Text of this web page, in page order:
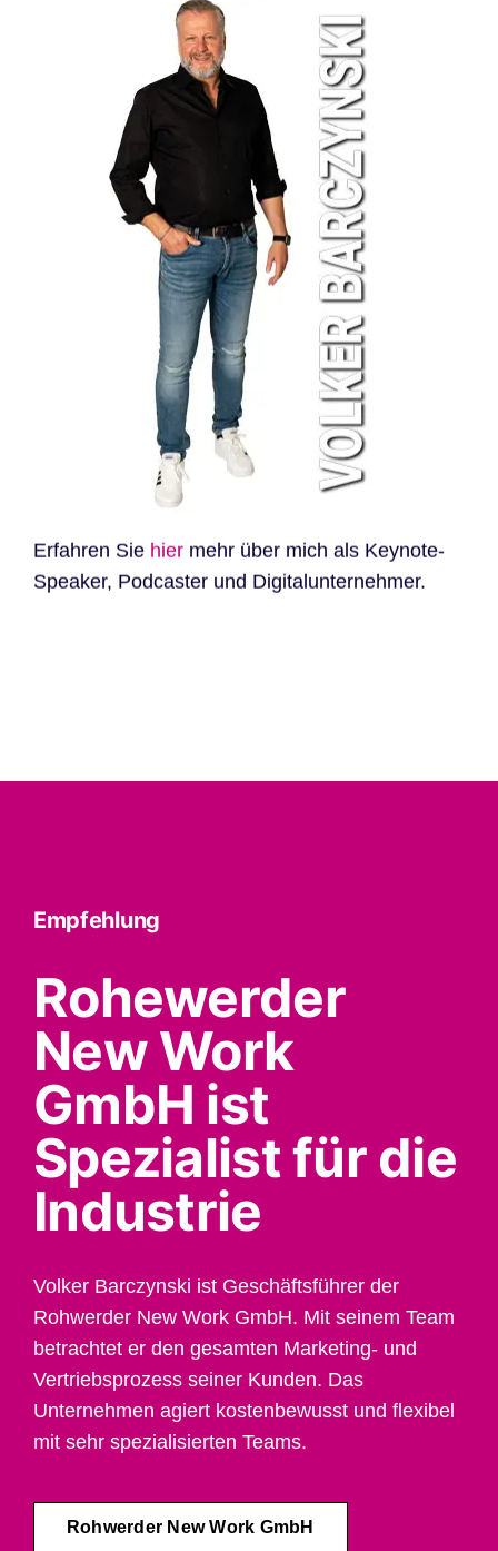
Erfahren Sie hiermehr über mich als Keynote-
Speaker, Podcaster und Digitalunternehmer.
Empfehlung
Rohewerder
New Work
GmbH ist
Spezialist für die
Industrie
Volker Barczynski ist Geschäftsführer der
Rohwerder New Work GmbH. Mit seinem Team
betrachtet er den gesamten Marketing- und
Vertriebsprozess seiner Kunden. Das
Unternehmen agiert kostenbewusst und flexibel
mit sehr spezialisierten Teams.
Rohwerder New Work GmbH